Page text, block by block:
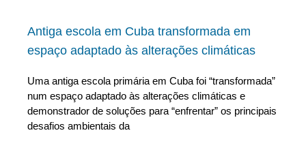
Antiga escola em Cuba transformada em
espaço adaptado às alterações climáticas
Uma antiga escola primária em Cuba foi “transformada”
num espaço adaptado às alterações climáticas e
demonstrador de soluções para “enfrentar” os principais
desafios ambientais da